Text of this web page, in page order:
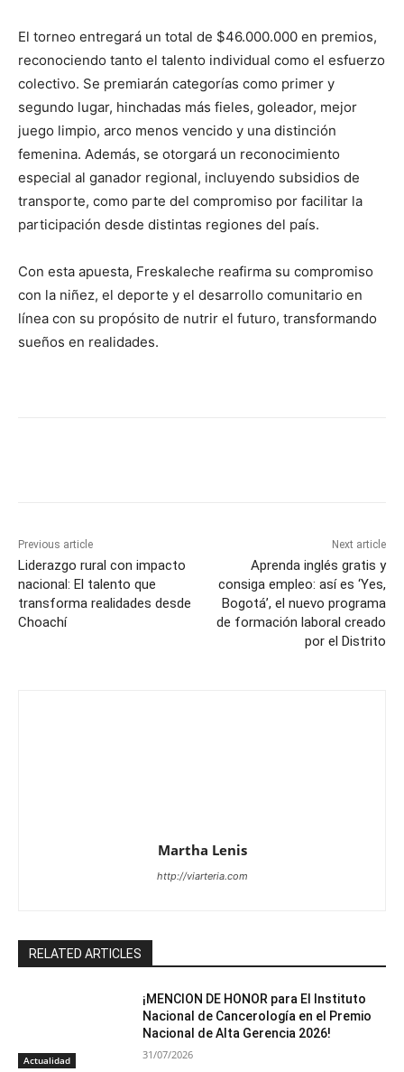
El torneo entregará un total de $46.000.000 en premios,
reconociendo tanto el talento individual como el esfuerzo
colectivo. Se premiarán categorías como primer y
segundo lugar, hinchadas más fieles, goleador, mejor
juego limpio, arco menos vencido y una distinción
femenina. Además, se otorgará un reconocimiento
especial al ganador regional, incluyendo subsidios de
transporte, como parte del compromiso por facilitar la
participación desde distintas regiones del país.
Con esta apuesta, Freskaleche reafirma su compromiso
con la niñez, el deporte y el desarrollo comunitario en
línea con su propósito de nutrir el futuro, transformando
sueños en realidades.
Previous article
Liderazgo rural con impacto
nacional: El talento que
transforma realidades desde
Choachí
Next article
Aprenda inglés gratis y
consiga empleo: así es ‘Yes,
Bogotá’, el nuevo programa
de formación laboral creado
por el Distrito
Martha Lenis
http://viarteria.com
RELATED ARTICLES
Actualidad
¡MENCION DE HONOR para El Instituto
Nacional de Cancerología en el Premio
Nacional de Alta Gerencia 2026!
31/07/2026